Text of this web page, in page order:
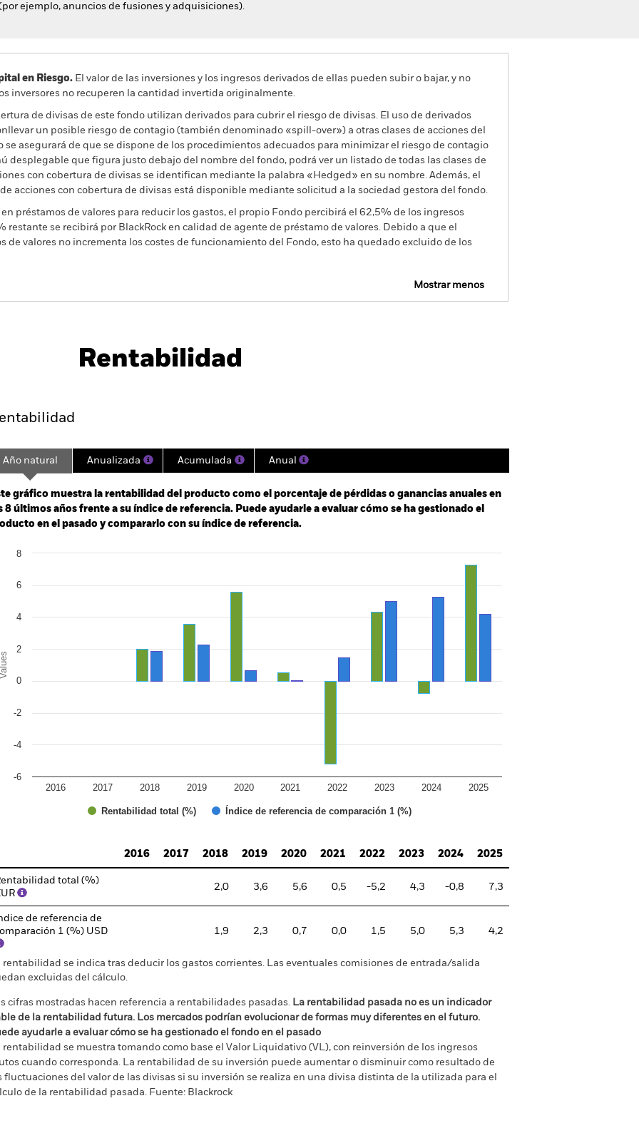
ejemplo, anuncios de fusiones y adquisiciones).
en Riesgo. El valor de las inversiones y los ingresos derivados de ellas pueden subir o bajar, y no
inversores no recuperen la cantidad invertida originalmente.
de divisas de este fondo utilizan derivados para cubrir el riesgo de divisas. El uso de derivados
un posible riesgo de contagio (también denominado «spill-over») a otras clases de acciones del
se asegurará de que se dispone de los procedimientos adecuados para minimizar el riesgo de contagio
desplegable que figura justo debajo del nombre del fondo, podrá ver un listado de todas las clases de
con cobertura de divisas se identifican mediante la palabra «Hedged» en su nombre. Además, el
acciones con cobertura de divisas está disponible mediante solicitud a la sociedad gestora del fondo.
préstamos de valores para reducir los gastos, el propio Fondo percibirá el 62,5% de los ingresos
restante se recibirá por BlackRock en calidad de agente de préstamo de valores. Debido a que el
de valores no incrementa los costes de funcionamiento del Fondo, esto ha quedado excluido de los
Mostrar menos
Datos clave Gestores del fondo
Rentabilidad
2017-09-01 00:00:00 to 2026-07-31 00:00:00.
-16 to 32.
Año natural Anualizada Acumulada Anual
gráfico muestra la rentabilidad del producto como el porcentaje de pérdidas o ganancias anuales en
8 últimos años frente a su índice de referencia. Puede ayudarle a evaluar cómo se ha gestionado el
en el pasado y compararlo con su índice de referencia.
chart with 2 data series.
chart has 1 Y axis displaying Values. Range: -6 to 8.
Values
Rentabilidad total (%) Índice de referencia de comparación 1 (%)
2016 2017 2018 2019 2020 2021 2022 2023 2024 2025
-6
-4
-2
0
2
4
6
8
2016
2017 2018 2019 2020 2021 2022 2023 2024 2025
total (%)
2,0 3,6 5,6 0,5 -5,2 4,3 -0,8 7,3
de referencia de
1 (%) USD
1,9 2,3 0,7 0,0 1,5 5,0 5,3 4,2
rentabilidad se indica tras deducir los gastos corrientes. Las eventuales comisiones de entrada/salida
excluidas del cálculo.
cifras mostradas hacen referencia a rentabilidades pasadas. La rentabilidad pasada no es un indicador
de la rentabilidad futura. Los mercados podrían evolucionar de formas muy diferentes en el futuro.
ayudarle a evaluar cómo se ha gestionado el fondo en el pasado
rentabilidad se muestra tomando como base el Valor Liquidativo (VL), con reinversión de los ingresos
cuando corresponda. La rentabilidad de su inversión puede aumentar o disminuir como resultado de
fluctuaciones del valor de las divisas si su inversión se realiza en una divisa distinta de la utilizada para el
de la rentabilidad pasada. Fuente: Blackrock